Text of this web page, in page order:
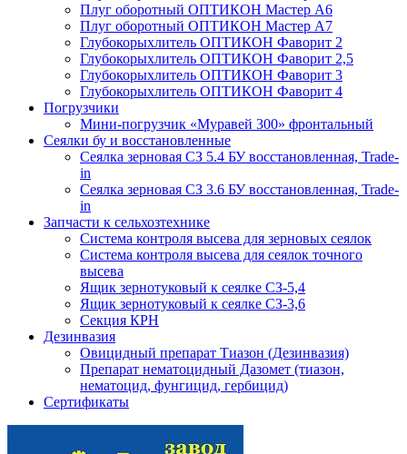
Плуг оборотный ОПТИКОН Мастер А6
Плуг оборотный ОПТИКОН Мастер А7
Глубокорыхлитель ОПТИКОН Фаворит 2
Глубокорыхлитель ОПТИКОН Фаворит 2,5
Глубокорыхлитель ОПТИКОН Фаворит 3
Глубокорыхлитель ОПТИКОН Фаворит 4
Погрузчики
Мини-погрузчик «Муравей 300» фронтальный
Сеялки бу и восстановленные
Сеялка зерновая СЗ 5.4 БУ восстановленная, Trade-
in
Сеялка зерновая СЗ 3.6 БУ восстановленная, Trade-
in
Запчасти к сельхозтехнике
Система контроля высева для зерновых сеялок
Система контроля высева для сеялок точного
высева
Ящик зернотуковый к сеялке СЗ-5,4
Ящик зернотуковый к сеялке СЗ-3,6
Секция КРН
Дезинвазия
Овицидный препарат Тиазон (Дезинвазия)
Препарат нематоцидный Дазомет (тиазон,
нематоцид, фунгицид, гербицид)
Сертификаты